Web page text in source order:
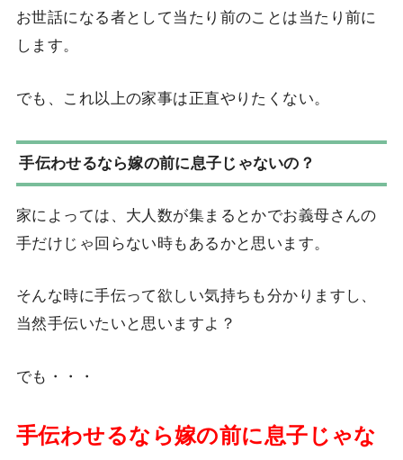
お世話になる者として当たり前のことは当たり前に
します。
でも、これ以上の家事は正直やりたくない。
手伝わせるなら嫁の前に息子じゃないの？
家によっては、大人数が集まるとかでお義母さんの
手だけじゃ回らない時もあるかと思います。
そんな時に手伝って欲しい気持ちも分かりますし、
当然手伝いたいと思いますよ？
でも・・・
手伝わせるなら嫁の前に息子じゃな